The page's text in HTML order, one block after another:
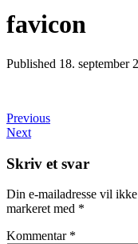
favicon
Published 18. september
Previous
Next
Skriv et svar
Din e-mailadresse vil
markeret med *
Kommentar *